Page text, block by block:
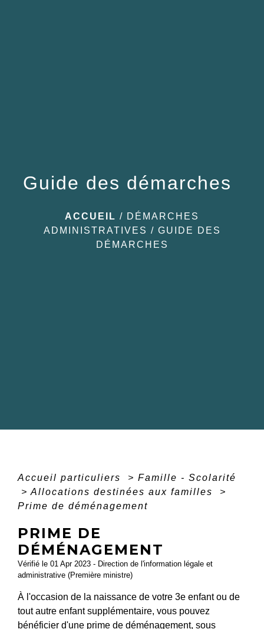
Guide des démarches
ACCUEIL / DÉMARCHES
ADMINISTRATIVES / GUIDE DES
DÉMARCHES
Accueil particuliers > Famille - Scolarité
> Allocations destinées aux familles
>
Prime de déménagement
PRIME DE
DÉMÉNAGEMENT
Vérifié le 01 Apr 2023 - Direction de l'information légale et
administrative (Première ministre)
À l'occasion de la naissance de votre 3e enfant ou de
tout autre enfant supplémentaire, vous pouvez
bénéficier d'une prime de déménagement, sous